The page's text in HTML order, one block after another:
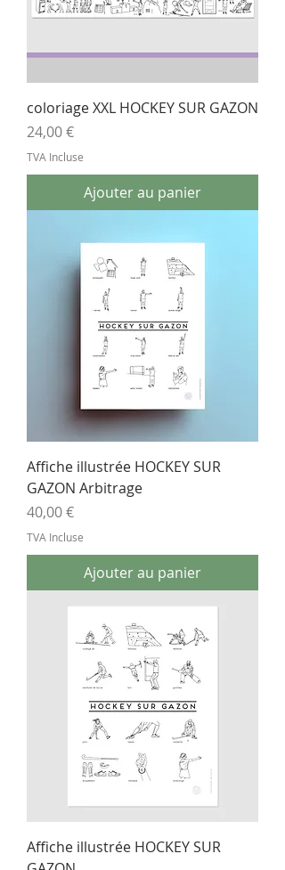
coloriage XXL HOCKEY SUR GAZON
Prix
24,00 €
TVA Incluse
Ajouter au panier
Affiche illustrée HOCKEY SUR
GAZON Arbitrage
Prix
40,00 €
TVA Incluse
Ajouter au panier
Affiche illustrée HOCKEY SUR